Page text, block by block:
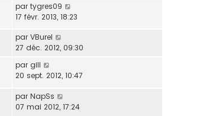
par tygres09
17 févr. 2013, 18:23
par VBurel
27 déc. 2012, 09:30
par gill
20 sept. 2012, 10:47
par NapSs
07 mai 2012, 17:24